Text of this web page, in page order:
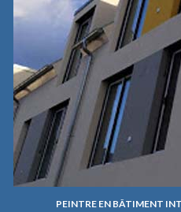
PEINTRE EN BÂTIMENT